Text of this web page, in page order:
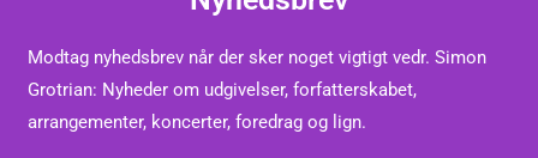
Modtag nyhedsbrev når der sker noget vigtigt vedr. Simon
Grotrian: Nyheder om udgivelser, forfatterskabet,
arrangementer, koncerter, foredrag og lign.